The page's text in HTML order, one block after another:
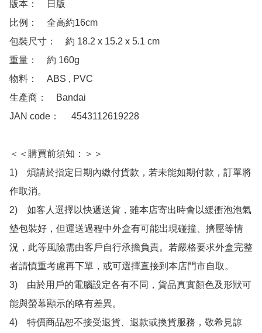
版本：　日版
比例：　全高約16cm
包裝尺寸：　約 18.2 x 15.2 x 5.1 cm
重量：　約 160g
物料：　ABS , PVC
生產商：　Bandai
JAN code：　 4543112619228
＜＜購買前須知：＞＞
1)　煩請於指定日期內繳付貨款，若未能如期付款，訂單將
作取消。
2)　如客人選擇以快遞送貨，雖本店寄出時會以緩衝泡泡氣
墊包裝好，但運送過程中外盒有可能出現碰撞、擠壓等情
況，此等風險需由客戶自行承擔負責。若嚴格要求外盒完整
者請慎重考慮再下單，或可選擇直接到本店門市自取。
3)　由於用戶的電腦設定各有不同，貨品真實顏色及形狀可
能與螢幕顯示的略有差異。
4)　特價商品恕不接受退貨、退款或換貨服務，敬希見諒